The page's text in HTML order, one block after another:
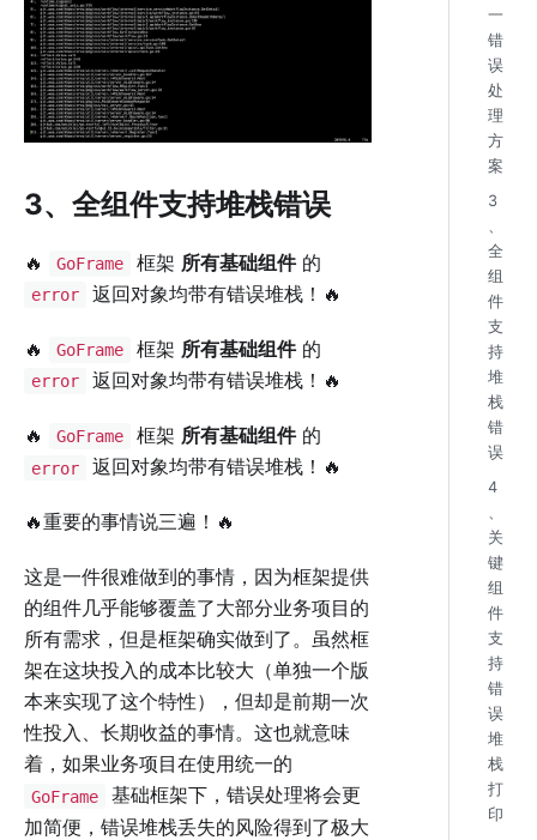
3、全组件支持堆栈错误
🔥 GoFrame 框架 所有基础组件的
error 返回对象均带有错误堆栈！🔥
🔥 GoFrame 框架 所有基础组件的
error 返回对象均带有错误堆栈！🔥
🔥 GoFrame 框架 所有基础组件的
error 返回对象均带有错误堆栈！🔥
🔥重要的事情说三遍！🔥
这是一件很难做到的事情，因为框架提供
的组件几乎能够覆盖了大部分业务项目的
所有需求，但是框架确实做到了。虽然框
架在这块投入的成本比较大（单独一个版
本来实现了这个特性），但却是前期一次
性投入、长期收益的事情。这也就意味
着，如果业务项目在使用统一的
GoFrame
基础框架下，错误处理将会更
加简便，错误堆栈丢失的风险得到了极大
一
错
误
处
理
方
案
3
、
全
组
件
支
持
堆
栈
错
误
4
、
关
键
组
件
支
持
错
误
堆
栈
打
印